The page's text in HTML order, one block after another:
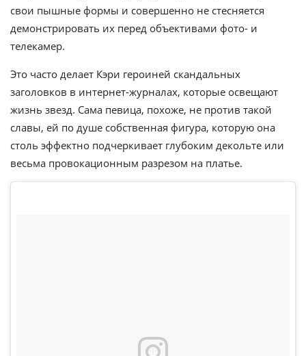
свои пышные формы и совершенно не стесняется
демонстрировать их перед объективами фото- и
телекамер.
Это часто делает Кэри героиней скандальных
заголовков в интернет-журналах, которые освещают
жизнь звезд. Сама певица, похоже, не против такой
славы, ей по душе собственная фигура, которую она
столь эффектно подчеркивает глубоким декольте или
весьма провокационным разрезом на платье.